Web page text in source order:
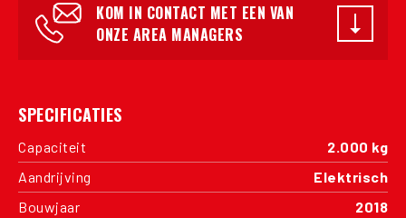
KOM IN CONTACT MET EEN VAN
ONZE AREA MANAGERS
SPECIFICATIES
Capaciteit
2.000 kg
Aandrijving
Elektrisch
Bouwjaar
2018